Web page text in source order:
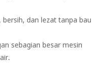
dan lezat tanpa bau
sebagian besar mesin